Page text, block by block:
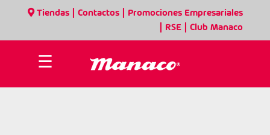
Tiendas |Contactos Promociones Empresariales
RSE |Club Manaco
☰